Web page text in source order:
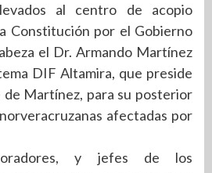
al centro de acopio
Constitución por el Gobierno
el Dr. Armando Martínez
DIF Altamira, que preside
de Martínez, para su posterior
afectadas por
y jefes de los